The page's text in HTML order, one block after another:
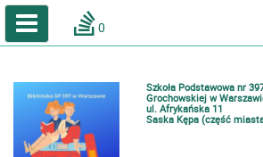
Katalog online biblioteki szkolnej
Lektury
0
Szkoła Podstawowa nr
Grochowskiej w
ul. Afrykańska 11
Saska Kępa (część